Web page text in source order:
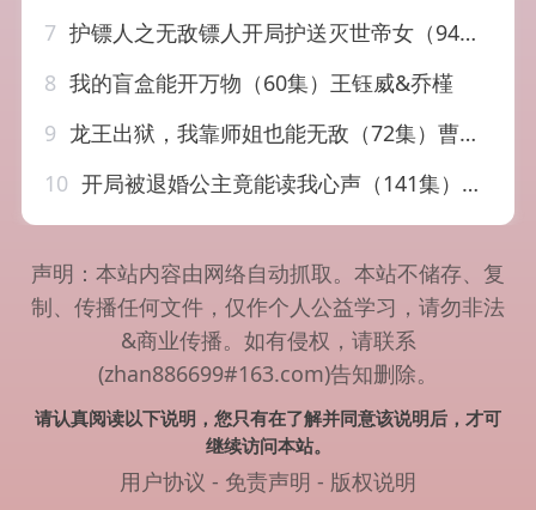
7 护镖人之无敌镖人开局护送灭世帝女（94集）
8 我的盲盒能开万物（60集）王钰威&乔槿
9 龙王出狱，我靠师姐也能无敌（72集）曹嘉乘&王澄明
10 开局被退婚公主竟能读我心声（141集）马瑞泽&王硕
声明：本站内容由网络自动抓取。本站不储存、复
制、传播任何文件，仅作个人公益学习，请勿非法
&商业传播。如有侵权，请联系
(zhan886699#163.com)告知删除。
请认真阅读以下说明，您只有在了解并同意该说明后，才可
继续访问本站。
用户协议 - 免责声明 - 版权说明